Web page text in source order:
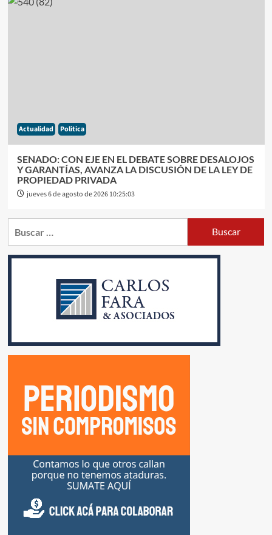
Actualidad Politica
SENADO: CON EJE EN EL DEBATE SOBRE DESALOJOS
Y GARANTÍAS, AVANZA LA DISCUSIÓN DE LA LEY DE
PROPIEDAD PRIVADA
jueves 6 de agosto de 2026 10:25:03